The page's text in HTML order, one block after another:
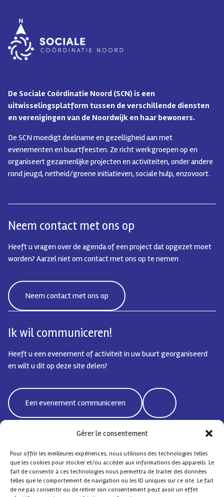
Gérer le consentement
Pour offrir les meilleures expériences, nous utilisons des technologies telles
que les cookies pour stocker et/ou accéder aux informations des appareils. Le
fait de consentir à ces technologies nous permettra de traiter des données
telles que le comportement de navigation ou les ID uniques sur ce site. Le fait
de ne pas consentir ou de retirer son consentement peut avoir un effet
De Sociale Coördinatie Noord (SCN) is een
uitwisselingsplatform tussen de verschillende diensten
en verenigingen van de Noordwijk en haar bewoners.
De SCN moedigt deelname en gezelligheid aan met
evenementen en buurtfeesten. Ze richt werkgroepen op en
organiseert gezamenlijke projecten en activiteiten, onder andere
rond jeugd, netheid/groene initiatieven, sociale hulp, enzovoort.
Neem contact met ons op
Heeft u vragen over de agenda of een project dat opgezet moet
worden? Aarzel niet om contact met ons op te nemen
Neem contact met ons op
Ik wil communiceren!
Heeft u een evenement of activiteit in uw buurt georganiseerd
en wilt u dit op deze site delen?
Een evenement communiceren
Bd Emile Jacqmain 95 | 1000 Brussel - België
coordisocialebxlnord@protonmail.com